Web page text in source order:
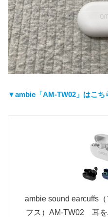
▼ambie「AM-TW02 」はこち
ambie sound earcuffs
フス）AM-TW02 耳を